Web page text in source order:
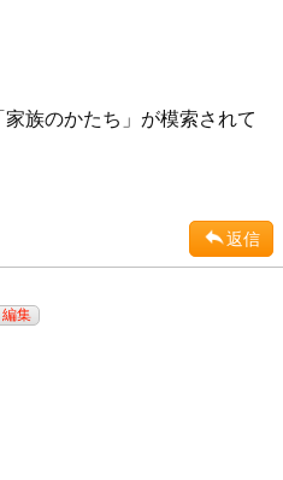
族のかたち」が模索されて
返信